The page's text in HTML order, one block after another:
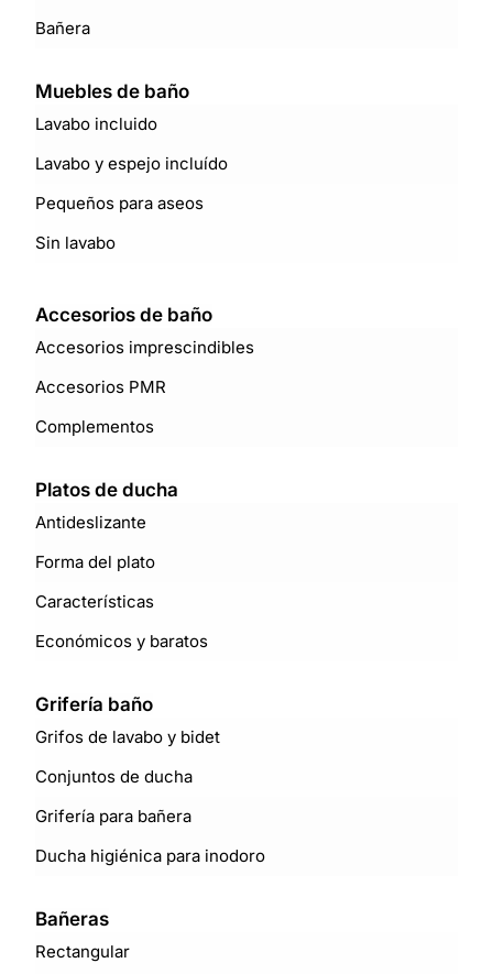
Bañera
Muebles de baño
Lavabo incluido
Lavabo y espejo incluído
Pequeños para aseos
Sin lavabo
Accesorios de baño
Accesorios imprescindibles
Accesorios PMR
Complementos
Platos de ducha
Antideslizante
Forma del plato
Características
Económicos y baratos
Grifería baño
Grifos de lavabo y bidet
Conjuntos de ducha
Grifería para bañera
Ducha higiénica para inodoro
Bañeras
Rectangular